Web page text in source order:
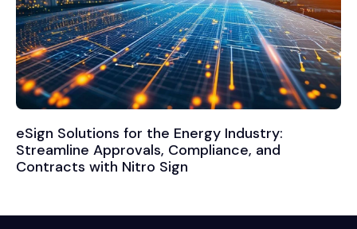
eSign Solutions for the Energy Industry:
Streamline Approvals, Compliance, and
Contracts with Nitro Sign